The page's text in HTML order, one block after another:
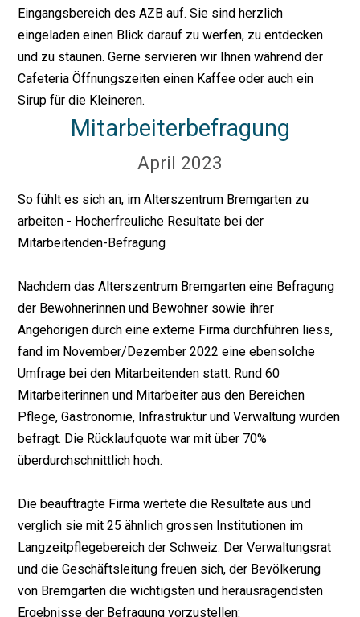
Eingangsbereich des AZB auf. Sie sind herzlich
eingeladen einen Blick darauf zu werfen, zu entdecken
und zu staunen. Gerne servieren wir Ihnen während der
Cafeteria Öffnungszeiten einen Kaffee oder auch ein
Sirup für die Kleineren.
Mitarbeiterbefragung
April 2023
So fühlt es sich an, im Alterszentrum Bremgarten zu
arbeiten - Hocherfreuliche Resultate bei der
Mitarbeitenden-Befragung
Nachdem das Alterszentrum Bremgarten eine Befragung
der Bewohnerinnen und Bewohner sowie ihrer
Angehörigen durch eine externe Firma durchführen liess,
fand im November/Dezember 2022 eine ebensolche
Umfrage bei den Mitarbeitenden statt. Rund 60
Mitarbeiterinnen und Mitarbeiter aus den Bereichen
Pflege, Gastronomie, Infrastruktur und Verwaltung wurden
befragt. Die Rücklaufquote war mit über 70%
überdurchschnittlich hoch.
Die beauftragte Firma wertete die Resultate aus und
verglich sie mit 25 ähnlich grossen Institutionen im
Langzeitpflegebereich der Schweiz. Der Verwaltungsrat
und die Geschäftsleitung freuen sich, der Bevölkerung
von Bremgarten die wichtigsten und herausragendsten
Ergebnisse der Befragung vorzustellen: